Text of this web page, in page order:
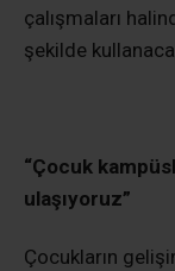
çalışmaları
şekilde
“Çocuk
ulaşıyoruz”
Çocukların